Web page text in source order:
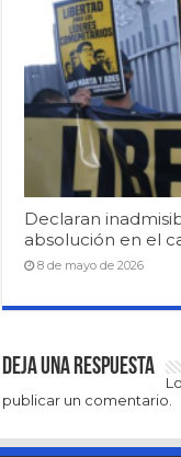
Declaran
absolución en el
8 de mayo de 2026
Deja una respuesta
publicar un comentario.